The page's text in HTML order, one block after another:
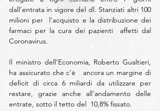
dall’entrata in vigore del dl. Stanziati altri 100
milioni per  l’acquisto e la distribuzione dei
farmaci per la cura dei pazienti  affetti dal
Coronavirus.
Il ministro dell’Economia, Roberto Gualtieri,
ha assicurato che c’è   ancora un margine di
deficit di circa 6 miliardi da utilizzare per
restare, grazie anche all’andamento delle
entrate, sotto il tetto del  10,8% fissato.